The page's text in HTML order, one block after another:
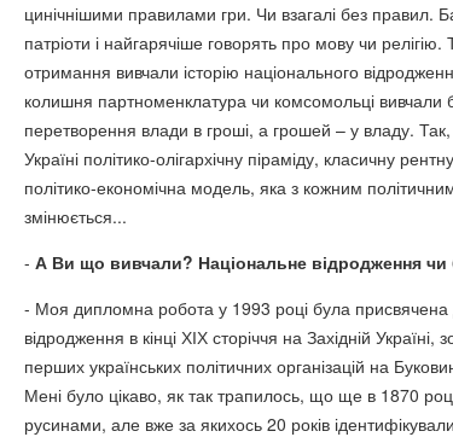
цинічнішими правилами гри. Чи взагалі без правил.
патріоти і найгарячіше говорять про мову чи релігію.
отримання вивчали історію національного
колишня партноменклатура чи комсомольці вивчали
перетворення влади в гроші, а грошей – у владу. Так,
Україні політико-олігархічну піраміду, класичну
політико-економічна модель, яка з кожним
змінюється...
- А Ви що вивчали? Національне відродження чи
- Моя дипломна робота у 1993 році була присвячена
відродження в кінці ХІХ сторіччя на Західній
перших українських політичних організацій на
Мені було цікаво, як так трапилось, що ще в 1870
русинами, але вже за якихось 20 років